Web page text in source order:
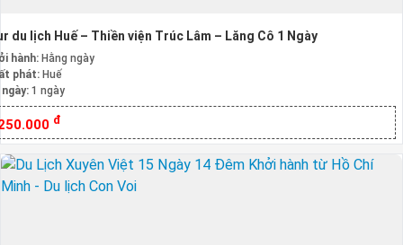
du lịch Huế – Thiền viện Trúc Lâm – Lăng Cô 1 Ngày
hành: Hằng ngày
phát: Huế
1 ngày
đ